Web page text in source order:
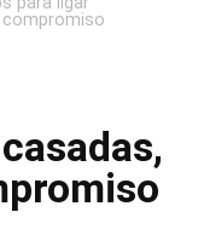
compromiso